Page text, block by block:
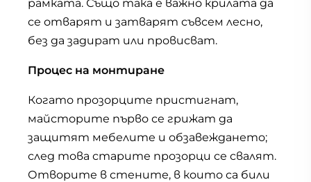
рамката. Също така е важно крилата да
се отварят и затварят съвсем лесно,
без да задират или провисват.
Процес на монтиране
Когато прозорците пристигнат,
майсторите първо се грижат да
защитят мебелите и обзавеждането;
след това старите прозорци се свалят.
Отворите в стените, в които са били